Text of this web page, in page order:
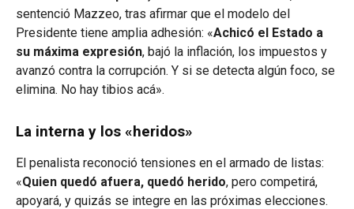
sentenció Mazzeo, tras afirmar que el modelo del
Presidente tiene amplia adhesión: «Achicó el Estado a
su máxima expresión, bajó la inflación, los impuestos y
avanzó contra la corrupción. Y si se detecta algún foco, se
elimina. No hay tibios acá».
La interna y los «heridos»
El penalista reconoció tensiones en el armado de listas:
«Quien quedó afuera, quedó herido, pero competirá,
apoyará, y quizás se integre en las próximas elecciones.